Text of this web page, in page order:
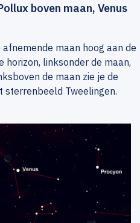
boven maan, Venus
maan hoog aan de
linksonder de maan,
de maan zie je de
sterrenbeeld Tweelingen.